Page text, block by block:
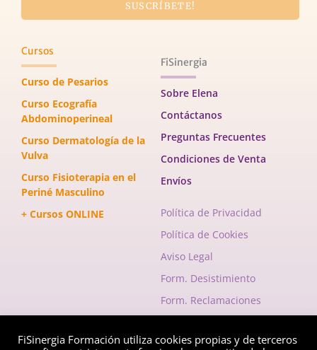
SUSCRÍBETE!
Cursos
Curso de Pesarios
Curso Ecografía
Abdominoperineal
Curso Dermatología de la
Vulva
Curso Fisioterapia en el
Periné Masculino
+ Cursos ONLINE
FiSinergia
Sobre Elena
Contáctanos
Preguntas Frecuentes
Condiciones de Venta
Envíos
Política de Privacidad
Política de Cookies
Aviso Legal
Form. Desistimiento
Form. Reclamaciones
EnvelopeInstagramFacebook-
FiSinergia Formación utiliza cookies propias y de terceros